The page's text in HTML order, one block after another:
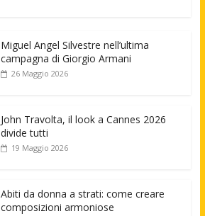
Miguel Angel Silvestre nell’ultima
campagna di Giorgio Armani
26 Maggio 2026
John Travolta, il look a Cannes 2026
divide tutti
19 Maggio 2026
Abiti da donna a strati: come creare
composizioni armoniose